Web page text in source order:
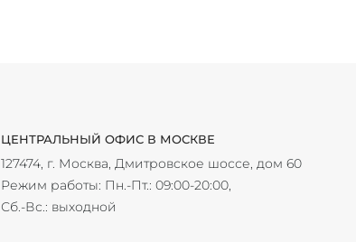
ЦЕНТРАЛЬНЫЙ ОФИС В МОСКВЕ
127474, г. Москва, Дмитровское шоссе, дом 60
Режим работы: Пн.-Пт.: 09:00-20:00,
Сб.-Вс.: выходной